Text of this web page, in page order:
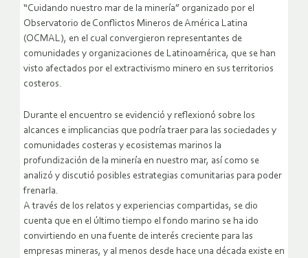
“Cuidando nuestro mar de la minería” organizado por el
Observatorio de Conflictos Mineros de América Latina
(OCMAL), en el cual convergieron representantes de
comunidades y organizaciones de Latinoamérica, que se han
visto afectados por el extractivismo minero en sus territorios
costeros.
Durante el encuentro se evidenció y reflexionó sobre los
alcances e implicancias que podría traer para las sociedades y
comunidades costeras y ecosistemas marinos la
profundización de la minería en nuestro mar, así como se
analizó y discutió posibles estrategias comunitarias para poder
frenarla.
A través de los relatos y experiencias compartidas, se dio
cuenta que en el último tiempo el fondo marino se ha ido
convirtiendo en una fuente de interés creciente para las
empresas mineras, y al menos desde hace una década existe en